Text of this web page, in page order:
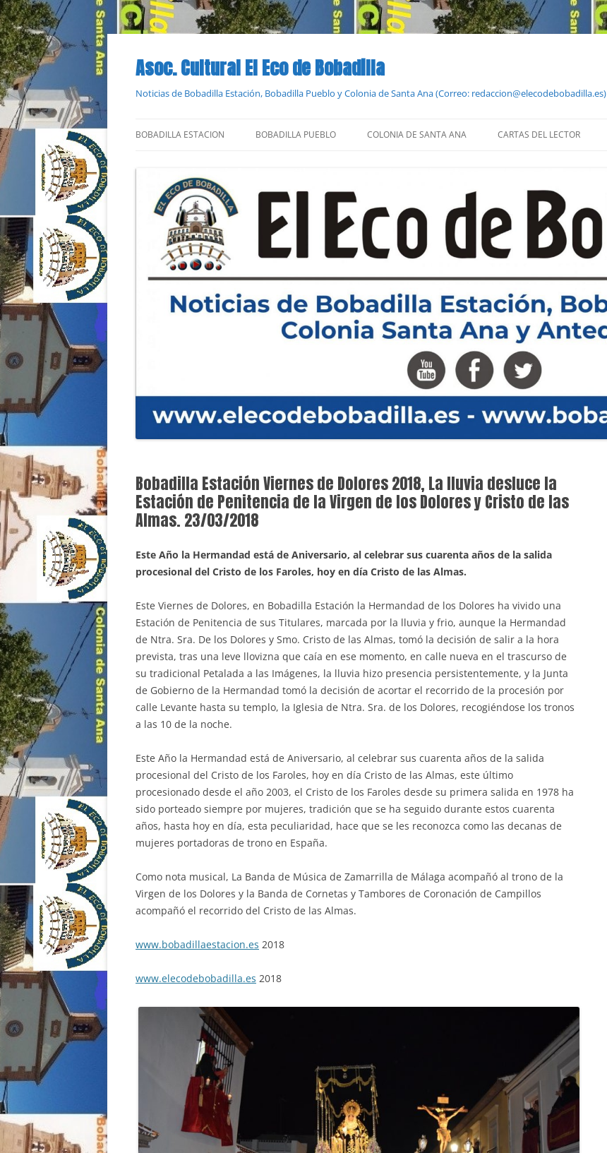
Saltar
contenido
Asoc. Cultural El Eco de Bobadilla
Noticias de Bobadilla Estación, Bobadilla Pueblo y Colonia de Santa Ana (Correo: redaccion@elecodebobadilla.es)
BOBADILLA ESTACION BOBADILLA PUEBLO COLONIA DE SANTA ANA CARTAS DEL LECTOR
Bobadilla Estación Viernes de Dolores 2018, La lluvia desluce la
Estación de Penitencia de la Virgen de los Dolores y Cristo de las
Almas. 23/03/2018
Este Año la Hermandad está de Aniversario, al celebrar sus cuarenta años de la salida
procesional del Cristo de los Faroles, hoy en día Cristo de las Almas.
Este Viernes de Dolores, en Bobadilla Estación la Hermandad de los Dolores ha vivido una
Estación de Penitencia de sus Titulares, marcada por la lluvia y frio, aunque la Hermandad
de Ntra. Sra. De los Dolores y Smo. Cristo de las Almas, tomó la decisión de salir a la hora
prevista, tras una leve llovizna que caía en ese momento, en calle nueva en el trascurso de
su tradicional Petalada a las Imágenes, la lluvia hizo presencia persistentemente, y la Junta
de Gobierno de la Hermandad tomó la decisión de acortar el recorrido de la procesión por
calle Levante hasta su templo, la Iglesia de Ntra. Sra. de los Dolores, recogiéndose los tronos
a las 10 de la noche.
Este Año la Hermandad está de Aniversario, al celebrar sus cuarenta años de la salida
procesional del Cristo de los Faroles, hoy en día Cristo de las Almas, este último
procesionado desde el año 2003, el Cristo de los Faroles desde su primera salida en 1978 ha
sido porteado siempre por mujeres, tradición que se ha seguido durante estos cuarenta
años, hasta hoy en día, esta peculiaridad, hace que se les reconozca como las decanas de
mujeres portadoras de trono en España.
Como nota musical, La Banda de Música de Zamarrilla de Málaga acompañó al trono de la
Virgen de los Dolores y la Banda de Cornetas y Tambores de Coronación de Campillos
acompañó el recorrido del Cristo de las Almas.
www.bobadillaestacion.es 2018
www.elecodebobadilla.es 2018